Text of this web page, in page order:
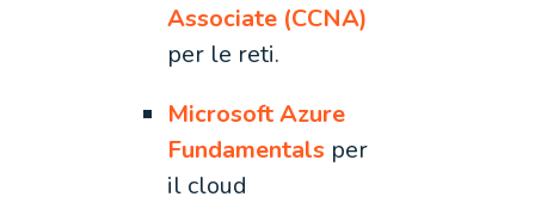
Associate (CCNA)
per le reti.
Microsoft Azure
Fundamentals per
il cloud